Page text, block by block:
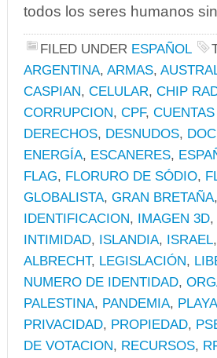
todos los seres humanos
FILED UNDER ESPAÑOL
ARGENTINA, ARMAS,
CASPIAN, CELULAR, CHIP
CORRUPCION, CPF,
DERECHOS, DESNUDOS,
ENERGÍA, ESCANERES,
FLAG, FLORURO DE SÓDIO,
GLOBALISTA, GRAN BRETAÑA,
IDENTIFICACION, IMAGEN 3D,
INTIMIDAD, ISLANDIA, ISRAEL,
ALBRECHT, LEGISLACIÓN,
NUMERO DE IDENTIDAD,
PALESTINA, PANDEMIA,
PRIVACIDAD, PROPIEDAD,
DE VOTACION, RECURSOS,